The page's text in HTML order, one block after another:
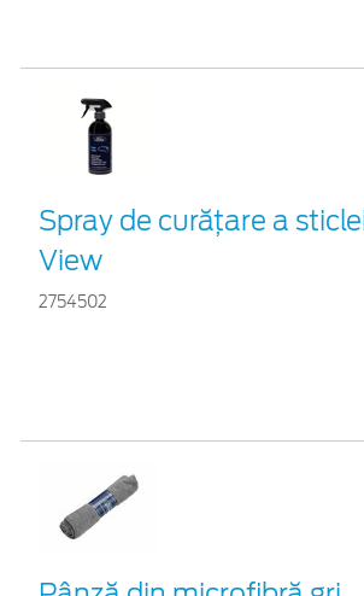
Spray de curățare a
View
2754502